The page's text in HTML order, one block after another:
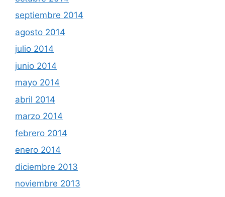
septiembre 2014
agosto 2014
julio 2014
junio 2014
mayo 2014
abril 2014
marzo 2014
febrero 2014
enero 2014
diciembre 2013
noviembre 2013